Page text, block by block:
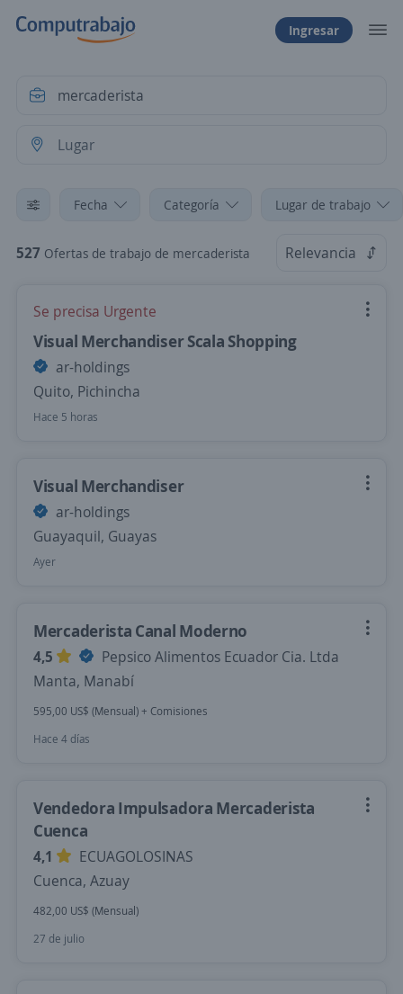
Ingresar
Fecha Categoría Lugar de trabajo
527 Ofertas de trabajo de mercaderista Relevancia
Se precisa Urgente
Visual Merchandiser Scala Shopping
ar-holdings
Quito, Pichincha
Hace 5 horas
Visual Merchandiser
ar-holdings
Guayaquil, Guayas
Ayer
Mercaderista Canal Moderno
4,5
Pepsico Alimentos Ecuador Cia. Ltda
Manta, Manabí
595,00 US$ (Mensual) + Comisiones
Hace 4 días
Vendedora Impulsadora Mercaderista
Cuenca
4,1
ECUAGOLOSINAS
Cuenca, Azuay
482,00 US$ (Mensual)
27 de julio